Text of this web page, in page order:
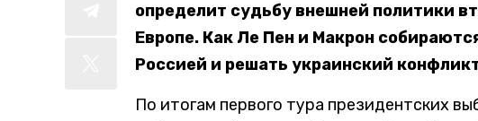
определит судьбу внешней политики
Европе. Как Ле Пен и Макрон
Россией и решать украинский
По итогам первого тура президентских